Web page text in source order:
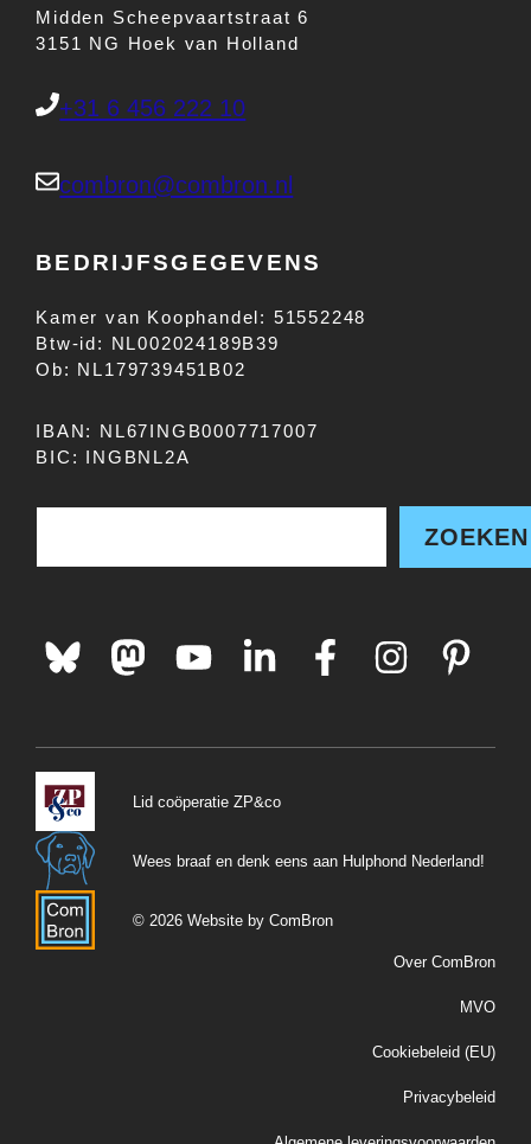
Midden Scheepvaartstraat 6
3151 NG Hoek van Holland
+31 6 456 222 10
combron@combron.nl
BEDRIJFSGEGEVENS
Kamer van Koophandel: 51552248
Btw-id: NL002024189B39
Ob: NL179739451B02
IBAN: NL67INGB0007717007
BIC: INGBNL2A
ZOEKEN
Lid coöperatie ZP&co
Wees braaf en denk eens aan Hulphond Nederland!
© 2026 Website by ComBron
Over ComBron
MVO
Cookiebeleid (EU)
Privacybeleid